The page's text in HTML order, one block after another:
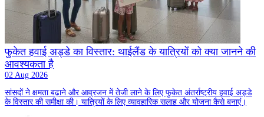
फुकेत हवाई अड्डे का विस्तार: थाईलैंड के यात्रियों को क्या जानने की
आवश्यकता है
02 Aug 2026
सांसदों ने क्षमता बढ़ाने और आव्रजन में तेजी लाने के लिए फुकेत अंतर्राष्ट्रीय हवाई अड्डे
के विस्तार की समीक्षा की। यात्रियों के लिए व्यावहारिक सलाह और योजना कैसे बनाएं।